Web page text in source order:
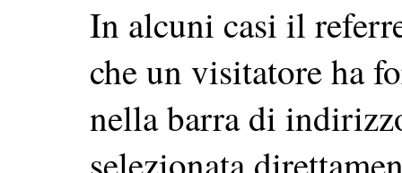
In alcuni casi il
che un visitatore ha
nella barra di